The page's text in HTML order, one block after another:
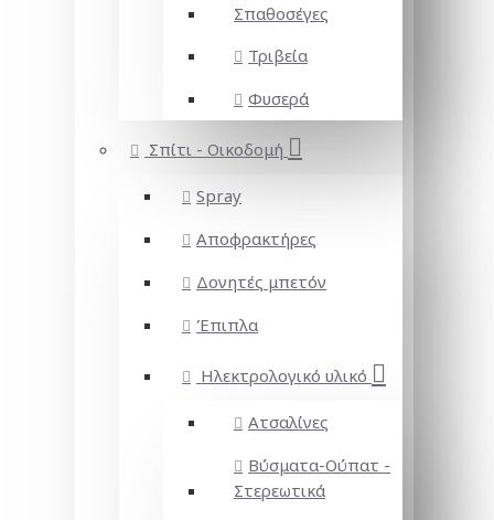
Σπαθοσέγες
Τριβεία
Φυσερά
Σπίτι - Οικοδομή
Spray
Αποφρακτήρες
Δονητές μπετόν
Έπιπλα
Ηλεκτρολογικό υλικό
Ατσαλίνες
Βύσματα-Ούπατ -
Στερεωτικά